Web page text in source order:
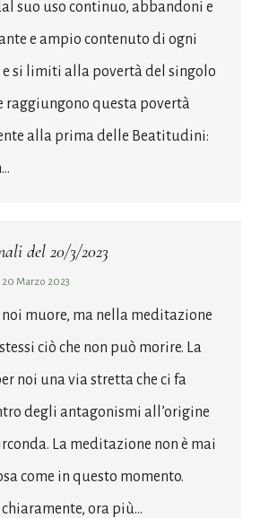
suo uso continuo, abbandoni e
e ampio contenuto di ogni
si limiti alla povertà del singolo
raggiungono questa povertà
alla prima delle Beatitudini:
del 20/3/2023
20 Marzo 2023
muore, ma nella meditazione
ciò che non può morire. La
noi una via stretta che ci fa
degli antagonismi all’origine
La meditazione non è mai
come in questo momento.
ora più…